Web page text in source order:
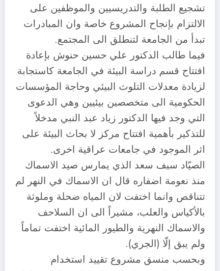
تشجيع الطلبة والتدريسيين والموظفين على
الالتزام بإنجاح المشروع خاصة وان المبادرات
تبدأ من الجامعة لتنطلق الى المجتمع.
فيما طالب الدكتور علي حسين حنوش بإعادة
افتتاح قسم دراسة البيئة في الجامعة كاستجابة
لزيادة معدلات التلوث البيئي وحاجة المؤسسات
الحكومية الى متخصصين بيئيين وهي الدعوى
التي وجد فيها الدكتور زياد عبد النبي مدخلاً
للتذكير بأهمية افتتاح مركز لا بحاث البيئة على
اثر الموجود في جامعات عراقية اخرى.
الصيّاد سيف سعد الذي يمارس صيد الاسماك
منذ نعومة اضفاره قال ان الاسماك في النهر لم
تتناقص وانما اختفت لان المياه ضحلة وملوثة
بالأكياس والعلب، مشيراً الى ان السلاحف
والاسماك النهرية والطيور المائية اختفت تماماً
ولم يبق إلّا (الجري).
وبحسب منسق مشروع تقييد استخدام